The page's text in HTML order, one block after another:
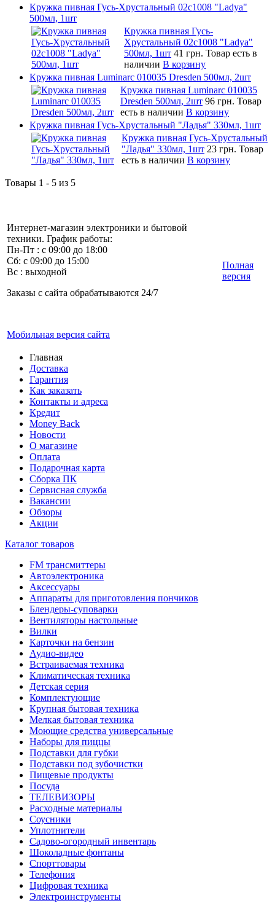
Кружка пивная Гусь-Хрустальный 02c1008 "Ladya"
500мл, 1шт
Кружка пивная Гусь-
Хрустальный 02c1008 "Ladya"
500мл, 1шт 41 грн. Товар есть в
наличии В корзину
Кружка пивная Luminarc 010035 Dresden 500мл, 2шт
Кружка пивная Luminarc 010035
Dresden 500мл, 2шт 96 грн. Товар
есть в наличии В корзину
Кружка пивная Гусь-Хрустальный "Ладья" 330мл, 1шт
Кружка пивная Гусь-Хрустальный
"Ладья" 330мл, 1шт 23 грн. Товар
есть в наличии В корзину
Товары 1 - 5 из 5
Интернет-магазин электроники и бытовой
техники. График работы:
Пн-Пт : с 09:00 до 18:00
Сб: с 09:00 до 15:00
Вс : выходной
Заказы с сайта обрабатываются 24/7
Мобильная версия сайта
Полная
версия
Главная
Доставка
Гарантия
Как заказать
Контакты и адреса
Кредит
Money Back
Новости
О магазине
Оплата
Подарочная карта
Сборка ПК
Сервисная служба
Вакансии
Обзоры
Акции
Каталог товаров
FM трансмиттеры
Автоэлектроника
Аксессуары
Аппараты для приготовления пончиков
Блендеры-суповарки
Вентиляторы настольные
Вилки
Карточки на бензин
Аудио-видео
Встраиваемая техника
Климатическая техника
Детская серия
Комплектующие
Крупная бытовая техника
Мелкая бытовая техника
Моющие средства универсальные
Наборы для пиццы
Подставки для губки
Подставки под зубочистки
Пищевые продукты
Посуда
ТЕЛЕВИЗОРЫ
Расходные материалы
Соусники
Уплотнители
Садово-огородный инвентарь
Шоколадные фонтаны
Спорттовары
Телефония
Цифровая техника
Электроинструменты